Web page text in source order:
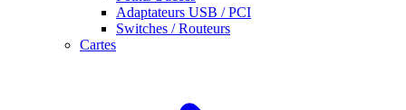
Adaptateurs USB / PCI
Switches / Routeurs
Cartes